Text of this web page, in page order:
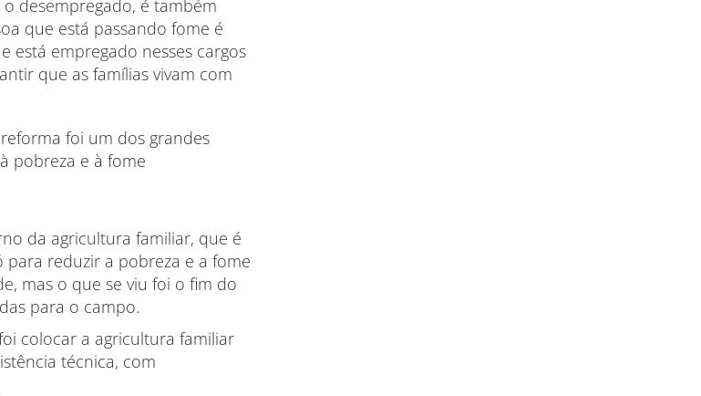
desempregado, é também
que está passando fome é
está empregado nesses cargos
que as famílias vivam com
foi um dos grandes
pobreza e à fome
da agricultura familiar, que é
reduzir a pobreza e a fome
mas o que se viu foi o fim do
para o campo.
colocar a agricultura familiar
técnica, com